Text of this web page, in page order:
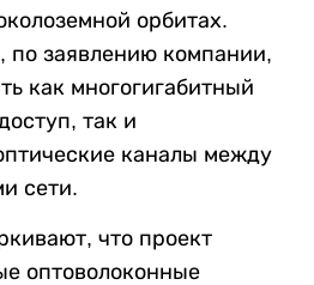
орбитах.
по заявлению компании,
как многогигабитный
так и
каналы между
сети.
что проект
оптоволоконные